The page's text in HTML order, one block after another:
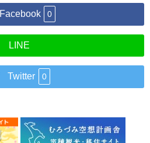
Facebook 0
LINE
Twitter 0